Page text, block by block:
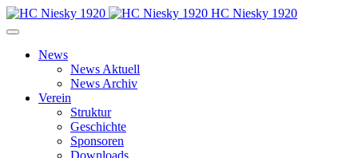
HC Niesky 1920
News
News Aktuell
News Archiv
Verein
Struktur
Geschichte
Sponsoren
Downloads